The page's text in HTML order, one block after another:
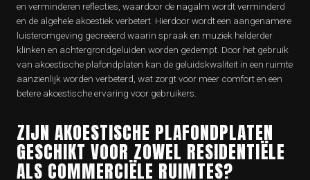
en verminderen reflecties, waardoor de nagalm wordt verminderd
en de algehele akoestiek verbetert. Hierdoor wordt een aangenamere
luisteromgeving gecreëerd waarin spraak en muziek helderder
klinken en achtergrondgeluiden worden gedempt. Door het gebruik
van akoestische plafondplaten kan de geluidskwaliteit in een ruimte
aanzienlijk worden verbeterd, wat zorgt voor meer comfort en een
betere akoestische ervaring voor gebruikers.
ZIJN AKOESTISCHE PLAFONDPLATEN
GESCHIKT VOOR ZOWEL RESIDENTIËLE
ALS COMMERCIËLE RUIMTES?